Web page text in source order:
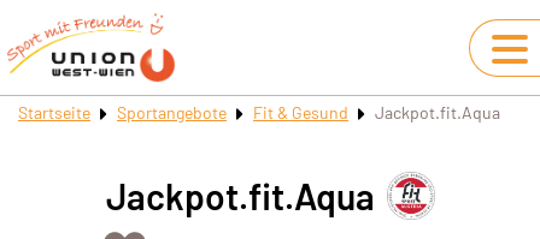
Startseite Sportangebote Fit & Gesund Jackpot.fit.Aqua
Jackpot.fit.Aqua